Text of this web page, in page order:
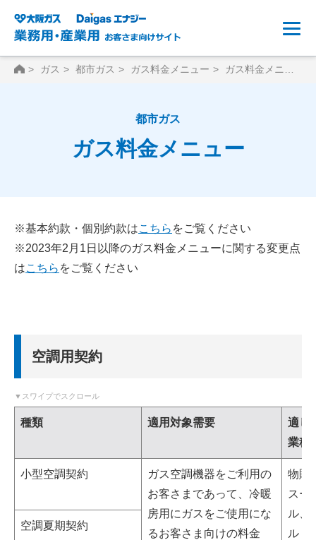
HOME
ガス 都市ガス ガス料金メニュー ガス料金メニュー詳細
都市ガス
ガス料金メニュー
※基本約款・個別約款はこちら をご覧ください
※2023年2月1日以降のガス料金メニューに関する変更点
はこちら をご覧ください
空調用契約
種類 適用対象需要
適し
業種
小型空調契約
ガス空調機器をご利用の
お客さまであって、冷暖
房用にガスをご使用にな
るお客さま向けの料金
物販
スー
ル、
ル
空調夏期契約